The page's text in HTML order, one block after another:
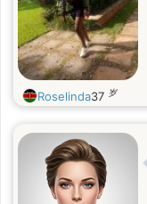
Roselinda37 岁